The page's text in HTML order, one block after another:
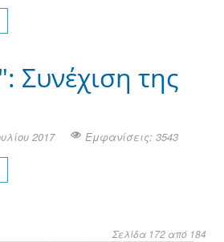
Συνέχιση της
2017 Εμφανίσεις: 3543
Σελίδα 172 από 184